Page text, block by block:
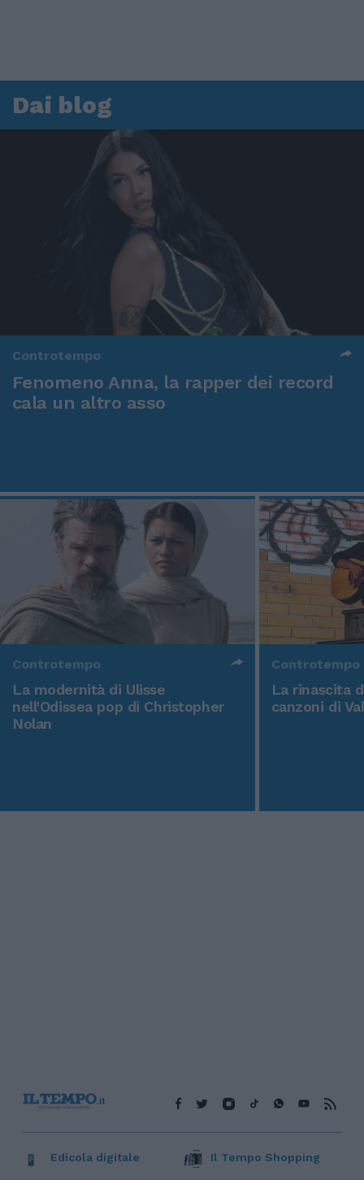
Dai blog
Controtempo
Fenomeno Anna, la rapper dei record
cala un altro asso
Controtempo
La modernità di Ulisse
nell'Odissea pop di Christopher
Nolan
Controtempo
La rinascita
canzoni di
Edicola digitale Il Tempo Shopping